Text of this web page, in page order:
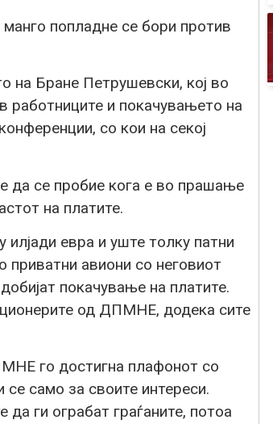
попладне се бори против
на Бране Петрушевски, кој во
и покачувањето на
со кои на секој
да се пробие кога е во прашање
на платите.
евра и уште толку патни
приватни авиони со неговиот
покачување на платите.
од ДПМНЕ, додека сите
го достигна плафонот со
се само за своите интереси.
ги ограбат граѓаните, потоа